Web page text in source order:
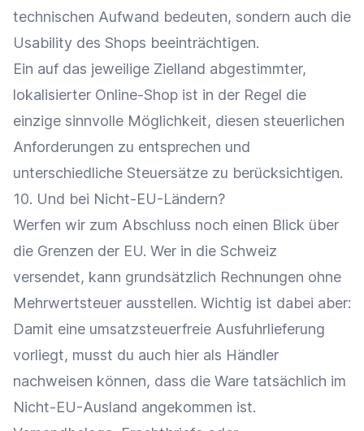
technischen Aufwand bedeuten, sondern auch die
Usability des Shops beeinträchtigen.
Ein auf das jeweilige Zielland abgestimmter,
lokalisierter Online-Shop ist in der Regel die
einzige sinnvolle Möglichkeit, diesen steuerlichen
Anforderungen zu entsprechen und
unterschiedliche Steuersätze zu berücksichtigen.
10. Und bei Nicht-EU-Ländern?
Werfen wir zum Abschluss noch einen Blick über
die Grenzen der EU. Wer in die Schweiz
versendet, kann grundsätzlich Rechnungen ohne
Mehrwertsteuer ausstellen. Wichtig ist dabei aber:
Damit eine umsatzsteuerfreie Ausfuhrlieferung
vorliegt, musst du auch hier als Händler
nachweisen können, dass die Ware tatsächlich im
Nicht-EU-Ausland angekommen ist.